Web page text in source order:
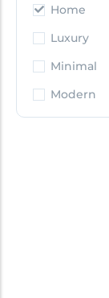
Home
Luxury
Minimal
Modern